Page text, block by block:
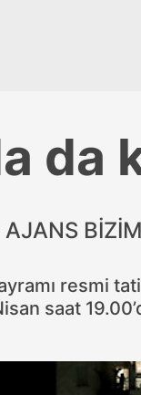
da
BİZİM
resmi
saat